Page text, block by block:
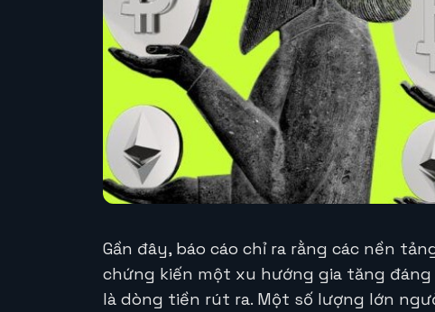
Gần đây, báo cáo chỉ ra rằng các nền
chứng kiến một xu hướng gia tăng
là dòng tiền rút ra. Một số lượng lớn